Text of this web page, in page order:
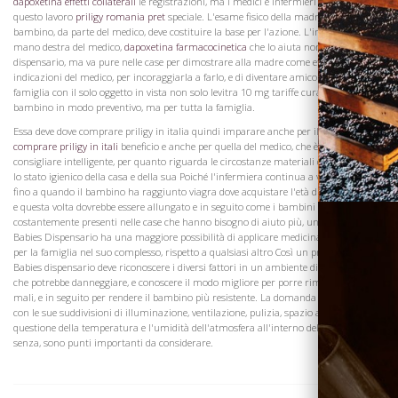
questo lavoro priligy romania pret speciale. L'esame fisico della madre e del
bambino, da parte del medico, deve costituire la base per l'azione. L'infermiera è la
mano destra del medico, dapoxetina farmacocinetica che lo aiuta non solo nel
dispensario, ma va pure nelle case per dimostrare alla madre come effettuare le
indicazioni del medico, per incoraggiarla a farlo, e di diventare amico di l'intera
famiglia con il solo oggetto in vista non solo levitra 10 mg tariffe cura per il
bambino in modo preventivo, ma per tutta la famiglia.
Essa deve dove comprare priligy in italia quindi imparare anche per il proprio
comprare priligy in itali beneficio e anche per quella del medico, che è a lei
consigliare intelligente, per quanto riguarda le circostanze materiali della famiglia e
lo stato igienico della casa e della sua Poiché l'infermiera continua a visitare la casa
fino a quando il bambino ha raggiunto viagra dove acquistare l'età di quindici mesi
e questa volta dovrebbe essere allungato e in seguito come i bambini sono
costantemente presenti nelle case che hanno bisogno di aiuto più, un infermiere
Babies Dispensario ha una maggiore possibilità di applicare medicina preventiva
per la famiglia nel suo complesso, rispetto a qualsiasi altro Così un profilattico
Babies dispensario deve riconoscere i diversi fattori in un ambiente di un bambino
che potrebbe danneggiare, e conoscere il modo migliore per porre rimedio a questi
mali, e in seguito per rendere il bambino più resistente. La domanda di abitazioni,
con le sue suddivisioni di illuminazione, ventilazione, pulizia, spazio aereo, etc e la
questione della temperatura e l'umidità dell'atmosfera all'interno della casa e
senza, sono punti importanti da considerare.
Visita la
Cantina
Dove siamo